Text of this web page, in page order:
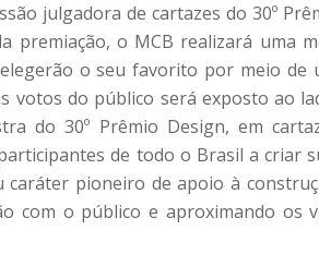
julgadora de cartazes do 30º
premiação, o MCB realizará uma
o seu favorito por meio de
votos do público será exposto ao
do 30º Prêmio Design, em
de todo o Brasil a criar
pioneiro de apoio à
com o público e aproximando os